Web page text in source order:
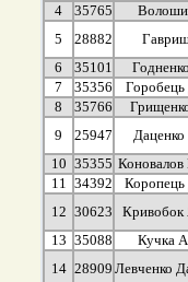
4
35765
5
28882
6
35101
7
35356
8
35766
9
25947
10 35355
11 34392
12 30623 Кривобок
13 35088 Кучка
14 28909 Левченко